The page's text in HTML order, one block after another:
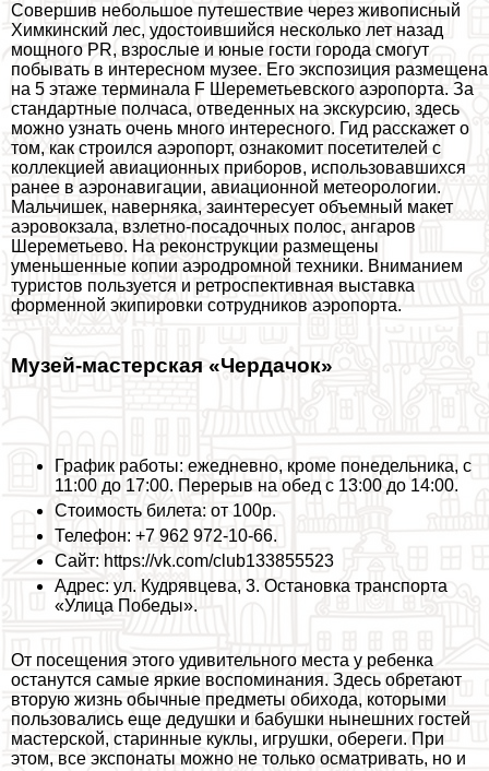
Совершив небольшое путешествие через живописный
Химкинский лес, удостоившийся несколько лет назад
мощного PR, взрослые и юные гости города смогут
побывать в интересном музее. Его экспозиция размещена
на 5 этаже терминала F Шереметьевского аэропорта. За
стандартные полчаса, отведенных на экскурсию, здесь
можно узнать очень много интересного. Гид расскажет о
том, как строился аэропорт, ознакомит посетителей с
коллекцией авиационных приборов, использовавшихся
ранее в аэронавигации, авиационной метеорологии.
Мальчишек, наверняка, заинтересует объемный макет
аэровокзала, взлетно-посадочных полос, ангаров
Шереметьево. На реконструкции размещены
уменьшенные копии аэродромной техники. Вниманием
туристов пользуется и ретроспективная выставка
форменной экипировки сотрудников аэропорта.
Музей-мастерская «Чердачок»
График работы: ежедневно, кроме понедельника, с
11:00 до 17:00. Перерыв на обед с 13:00 до 14:00.
Стоимость билета: от 100р.
Телефон: +7 962 972-10-66.
Сайт: https://vk.com/club133855523
Адрес: ул. Кудрявцева, 3. Остановка трaнcпорта
«Улица Победы».
От посещения этого удивительного места у ребенка
останутся самые яркие воспоминания. Здесь обретают
вторую жизнь обычные предметы обихода, которыми
пользовались еще дедушки и бабушки нынешних гостей
мастерской, старинные куклы, игрушки, обереги. При
этом, все экспонаты можно не только осматривать, но и